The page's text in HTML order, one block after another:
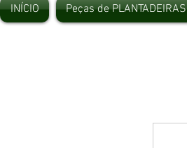
INÍCIO Peças de PLANTADEIRAS